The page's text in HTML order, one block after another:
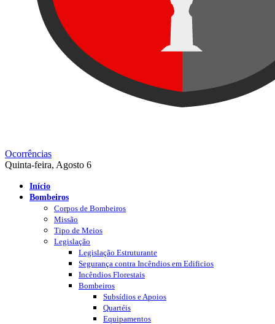
Ocorrências
Quinta-feira, Agosto 6
Início
Bombeiros
Corpos de Bombeiros
Missão
Tipo de Meios
Legislação
Legislação Estruturante
Segurança contra Incêndios em Edificios
Incêndios Florestais
Bombeiros
Subsídios e Apoios
Quartéis
Equipamentos